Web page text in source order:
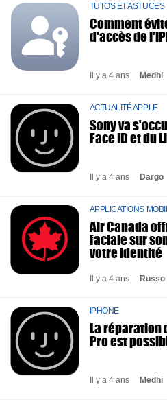
TUTOS ET ASTUCES
Comment
d'accès de
Il y a 4 ans Medhi
ACTUALITÉ APPLE
Sony va
Face ID et du
Il y a 4 ans Dargo
APPLICATIONS
Air Canada
faciale sur
votre identité
Il y a 4 ans Russo
IPHONE
La réparation
Pro est
Il y a 4 ans Medhi